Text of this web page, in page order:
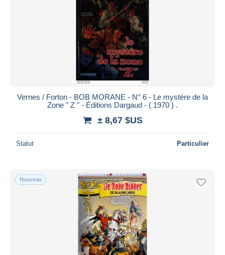
Vernes / Forton - BOB MORANE - N° 6 - Le mystère de la
Zone " Z " - Éditions Dargaud - ( 1970 ) .
± 8,67 $US
Statut Particulier
Nouveau